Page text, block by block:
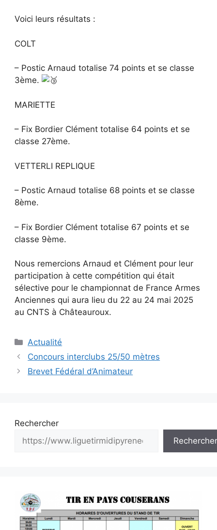
Voici leurs résultats :
COLT
– Postic Arnaud totalise 74 points et se classe
3ème.
MARIETTE
– Fix Bordier Clément totalise 64 points et se
classe 27ème.
VETTERLI REPLIQUE
– Postic Arnaud totalise 68 points et se classe
8ème.
– Fix Bordier Clément totalise 67 points et se
classe 9ème.
Nous remercions Arnaud et Clément pour leur
participation à cette compétition qui était
sélective pour le championnat de France Armes
Anciennes qui aura lieu du 22 au 24 mai 2025
au CNTS à Châteauroux.
Catégories
Actualité
Navigation
des
Concours interclubs 25/50 mètres
Brevet Fédéral d’Animateur
Rechercher
Rechercher